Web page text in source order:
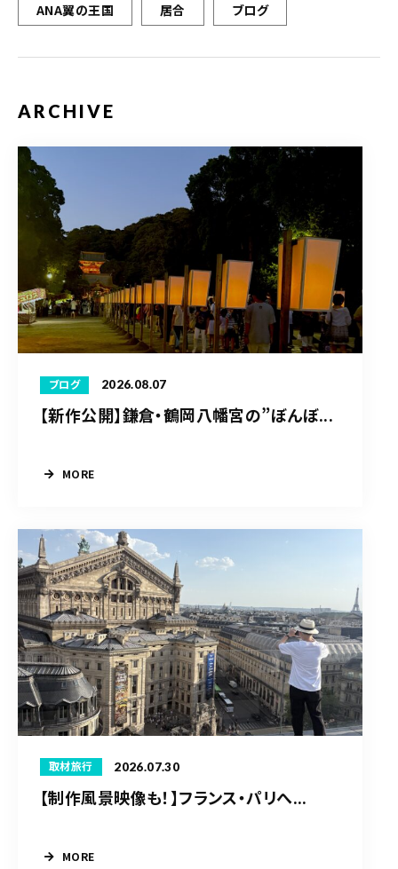
ANA翼の王国 居合 ブログ
ARCHIVE
ブログ 2026.08.07
【新作公開】鎌倉・鶴岡八幡宮の”ぼんぼ...
MORE
取材旅行 2026.07.30
【制作風景映像も！】フランス・パリへ...
MORE